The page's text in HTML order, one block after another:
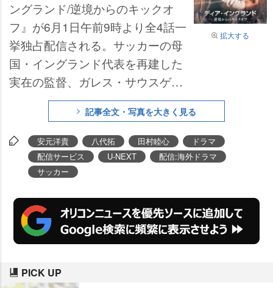
拡大する
ングランド/逆境からのキックオ
フ』が6月1日午前9時より全4話一
挙独占配信される。サッカーの母
国・イングランド代表を再建した
実在の監督、ガレス・サウスゲー
トの軌跡を描く実話ベースのヒュ
ーマンドラマで、日本語吹替版に
は 安元洋貴、 八代拓、 田村睦心ら
豪華声優陣が参加する。
記事全文・写真を大きく見る
安元洋貴 八代拓 田村睦心
ドラマ
配信サービス
U-NEXT
配信:海外ドラマ
サッカー
PICK UP